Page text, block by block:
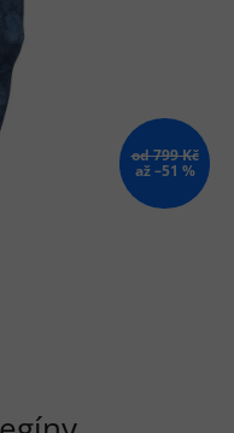
od 799 Kč
až –51 %